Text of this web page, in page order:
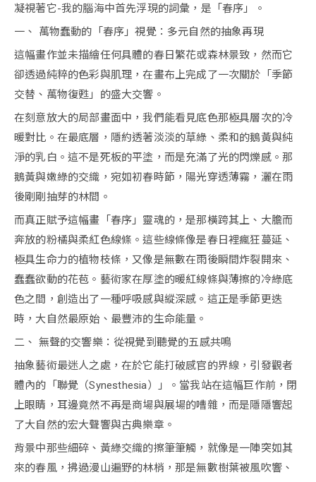
凝視著它-我的腦海中首先浮現的詞彙，是「春序」。
一、 萬物蠢動的「春序」視覺：多元自然的抽象再現
這幅畫作並未描繪任何具體的春日繁花或森林景致，然而它
卻透過純粹的色彩與肌理，在畫布上完成了一次關於「季節
交替、萬物復甦」的盛大交響。
在刻意放大的局部畫面中，我們能看見底色那極具層次的冷
暖對比。在最底層，隱約透著淡淡的草綠、柔和的鵝黃與純
淨的乳白。這不是死板的平塗，而是充滿了光的閃爍感。那
鵝黃與嫩綠的交織，宛如初春時節，陽光穿透薄霧，灑在雨
後剛剛抽芽的林間。
而真正賦予這幅畫「春序」靈魂的，是那橫跨其上、大膽而
奔放的粉橘與柔紅色線條。這些線條像是春日裡瘋狂蔓延、
極具生命力的植物枝條，又像是無數在雨後瞬間炸裂開來、
蠢蠢欲動的花苞。藝術家在厚塗的暖紅線條與薄擦的冷綠底
色之間，創造出了一種呼吸感與縱深感。這正是季節更迭
時，大自然最原始、最豐沛的生命能量。
二、 無聲的交響樂：從視覺到聽覺的五感共鳴
抽象藝術最迷人之處，在於它能打破感官的界線，引發觀者
體內的「聯覺（Synesthesia）」。當我站在這幅巨作前，閉
上眼睛，耳邊竟然不再是商場與展場的嘈雜，而是隱隱響起
了大自然的宏大聲響與古典樂章。
背景中那些細碎、黃綠交織的擦筆筆觸，就像是一陣突如其
來的春風，拂過漫山遍野的林梢，那是無數樹葉被風吹響、